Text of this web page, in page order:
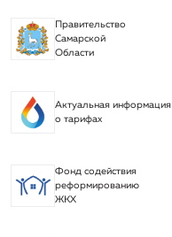
Правительство
Самарской
Области
Актуальная информация
о тарифах
Фонд содействия
реформированию
ЖКХ